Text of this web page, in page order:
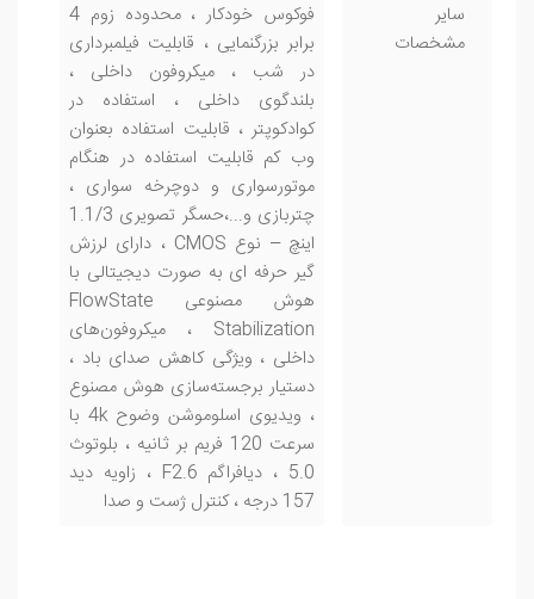
سایر
مشخصات
فوکوس خودکار ، محدوده زوم 4
برابر بزرگنمایی ، قابلیت فیلمبرداری
در شب ، میکروفون داخلی ،
بلندگوی داخلی ، استفاده در
کوادکوپتر ، قابلیت استفاده بعنوان
وب کم قابلیت استفاده در هنگام
موتورسواری و دوچرخه سواری ،
چتربازی و...،حسگر تصویری 1.1/3
اینچ – نوع CMOS ، دارای لرزش
گیر حرفه ای به صورت دیجیتالی با
هوش مصنوعی FlowState
Stabilization ، میکروفون‌های
داخلی ، ویژگی کاهش صدای باد ،
دستیار برجسته‌سازی هوش مصنوع
، ویدیوی اسلوموشن وضوح 4k با
سرعت 120 فریم بر ثانیه ، بلوتوث
5.0 ، دیافراگم F2.6 ، زاویه دید
157 درجه ، کنترل ژست و صدا